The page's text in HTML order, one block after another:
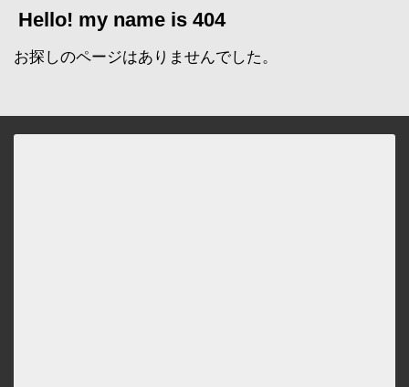
Hello! my name is 404
お探しのページはありませんでした。